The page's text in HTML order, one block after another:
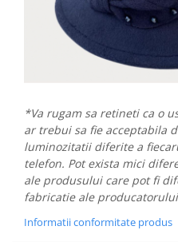
*Va rugam sa retineti ca o
ar trebui sa fie acceptabila
luminozitatii diferite a
telefon. Pot exista mici
ale produsului care pot fi
fabricatie ale
Informatii conformitate produs